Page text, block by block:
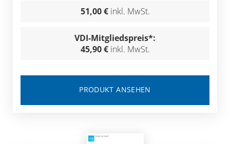
51,00 € inkl. MwSt.
VDI-Mitgliedspreis*:
45,90 € inkl. MwSt.
PRODUKT ANSEHEN